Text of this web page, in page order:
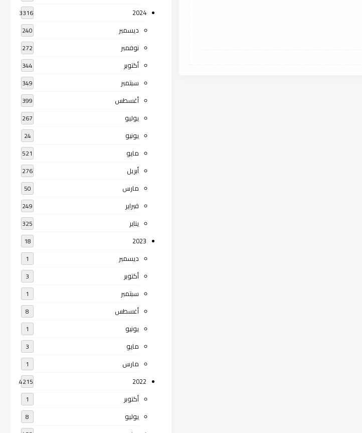
2024
3316
ديسمبر 240
نوفمبر 272
أكتوبر 344
سبتمبر 349
أغسطس 399
يوليو 267
يونيو 24
مايو 521
أبريل 276
مارس 50
فبراير 249
يناير 325
2023
18
ديسمبر 1
أكتوبر 3
سبتمبر 1
أغسطس 8
يونيو 1
مايو 3
مارس 1
2022
4215
أكتوبر 1
يوليو 8